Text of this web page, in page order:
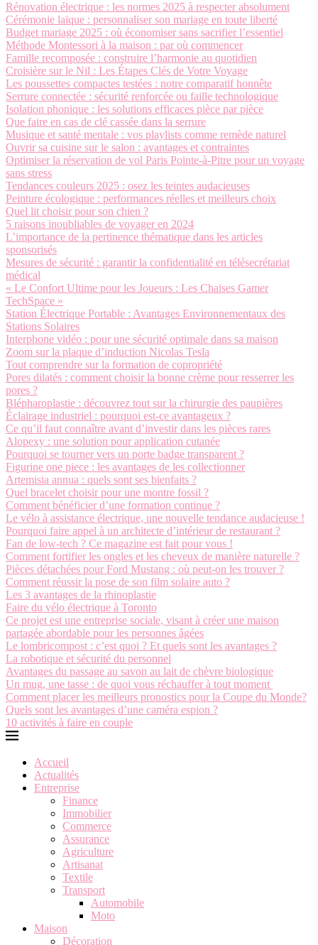
Rénovation électrique : les normes 2025 à respecter absolument
Cérémonie laïque : personnaliser son mariage en toute liberté
Budget mariage 2025 : où économiser sans sacrifier l’essentiel
Méthode Montessori à la maison : par où commencer
Famille recomposée : construire l’harmonie au quotidien
Croisière sur le Nil : Les Étapes Clés de Votre Voyage
Les poussettes compactes testées : notre comparatif honnête
Serrure connectée : sécurité renforcée ou faille technologique
Isolation phonique : les solutions efficaces pièce par pièce
Que faire en cas de clé cassée dans la serrure
Musique et santé mentale : vos playlists comme remède naturel
Ouvrir sa cuisine sur le salon : avantages et contraintes
Optimiser la réservation de vol Paris Pointe-à-Pitre pour un voyage
sans stress
Tendances couleurs 2025 : osez les teintes audacieuses
Peinture écologique : performances réelles et meilleurs choix
Quel lit choisir pour son chien ?
5 raisons inoubliables de voyager en 2024
L’importance de la pertinence thématique dans les articles
sponsorisés
Mesures de sécurité : garantir la confidentialité en télésecrétariat
médical
« Le Confort Ultime pour les Joueurs : Les Chaises Gamer
TechSpace »
Station Électrique Portable : Avantages Environnementaux des
Stations Solaires
Interphone vidéo : pour une sécurité optimale dans sa maison
Zoom sur la plaque d’induction Nicolas Tesla
Tout comprendre sur la formation de copropriété
Pores dilatés : comment choisir la bonne crème pour resserrer les
pores ?
Blépharoplastie : découvrez tout sur la chirurgie des paupières
Éclairage industriel : pourquoi est-ce avantageux ?
Ce qu’il faut connaître avant d’investir dans les pièces rares
Alopexy : une solution pour application cutanée
Pourquoi se tourner vers un porte badge transparent ?
Figurine one piece : les avantages de les collectionner
Artemisia annua : quels sont ses bienfaits ?
Quel bracelet choisir pour une montre fossil ?
Comment bénéficier d’une formation continue ?
Le vélo à assistance électrique, une nouvelle tendance audacieuse !
Pourquoi faire appel à un architecte d’intérieur de restaurant ?
Fan de low-tech ? Ce magazine est fait pour vous !
Comment fortifier les ongles et les cheveux de manière naturelle ?
Pièces détachées pour Ford Mustang : où peut-on les trouver ?
Comment réussir la pose de son film solaire auto ?
Les 3 avantages de la rhinoplastie
Faire du vélo électrique à Toronto
Ce projet est une entreprise sociale, visant à créer une maison
partagée abordable pour les personnes âgées
Le lombricompost : c’est quoi ? Et quels sont les avantages ?
La robotique et sécurité du personnel
Avantages du passage au savon au lait de chèvre biologique
Un mug, une tasse : de quoi vous réchauffer à tout moment
Comment placer les meilleurs pronostics pour la Coupe du Monde?
Quels sont les avantages d’une caméra espion ?
10 activités à faire en couple
Accueil
Actualités
Entreprise
Finance
Immobilier
Commerce
Assurance
Agriculture
Artisanat
Textile
Transport
Automobile
Moto
Maison
Décoration